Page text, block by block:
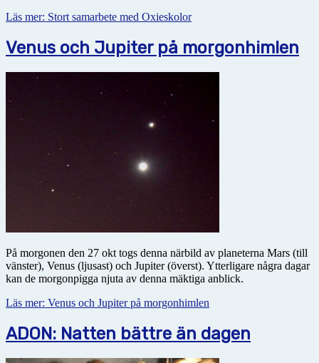
Läs mer: Stort samarbete med Oxieskolor
Venus och Jupiter på morgonhimlen
På morgonen den 27 okt togs denna närbild av planeterna Mars (till
vänster), Venus (ljusast) och Jupiter (överst). Ytterligare några dagar
kan de morgonpigga njuta av denna mäktiga anblick.
Läs mer: Venus och Jupiter på morgonhimlen
ADON: Natten bättre än dagen